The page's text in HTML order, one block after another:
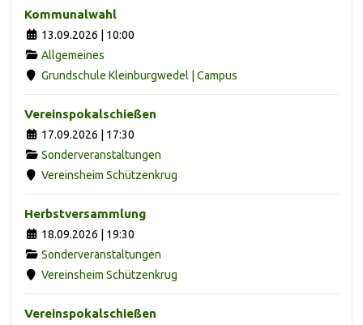
Kommunalwahl
13.09.2026 | 10:00
Allgemeines
Grundschule Kleinburgwedel | Campus
Vereinspokalschießen
17.09.2026 | 17:30
Sonderveranstaltungen
Vereinsheim Schützenkrug
Herbstversammlung
18.09.2026 | 19:30
Sonderveranstaltungen
Vereinsheim Schützenkrug
Vereinspokalschießen